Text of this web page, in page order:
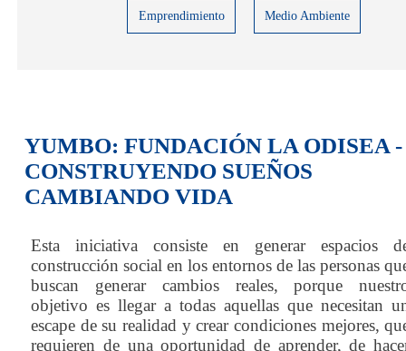
Emprendimiento Medio Ambiente
YUMBO: FUNDACIÓN LA ODISEA -
CONSTRUYENDO SUEÑOS
CAMBIANDO VIDA
Esta iniciativa consiste en generar espacios
construcción social en los entornos de las personas
buscan generar cambios reales, porque
objetivo es llegar a todas aquellas que necesitan
escape de su realidad y crear condiciones mejores,
requieren de una oportunidad de aprender, de